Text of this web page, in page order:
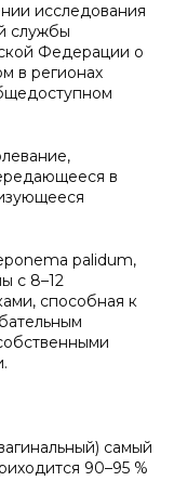
исследования
службы
Федерации о
в регионах
в
palidum,
с 8–12
способная к
самый
90–95 %